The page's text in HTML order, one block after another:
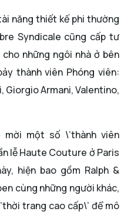
năng thiết kế phi thường
Syndicale cũng cấp tư
cho những ngôi nhà ở bên
thành viên Phóng viên:
Giorgio Armani, Valentino,
mời một số \’thành viên
lễ Haute Couture ở Paris
hiện bao gồm Ralph &
cùng những người khác,
trang cao cấp\’ để mô